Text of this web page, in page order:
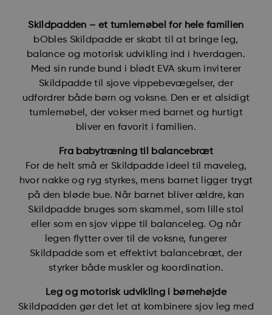
Skildpadden – et tumlemøbel for hele familien
bObles Skildpadde er skabt til at bringe leg,
balance og motorisk udvikling ind i hverdagen.
Med sin runde bund i blødt EVA skum inviterer
Skildpadde til sjove vippebevægelser, der
udfordrer både børn og voksne. Den er et alsidigt
tumlemøbel, der vokser med barnet og hurtigt
bliver en favorit i familien.
Fra babytræning til balancebræt
For de helt små er Skildpadde ideel til maveleg,
hvor nakke og ryg styrkes, mens barnet ligger trygt
på den bløde bue. Når barnet bliver ældre, kan
Skildpadde bruges som skammel, som lille stol
eller som en sjov vippe til balanceleg. Og når
legen flytter over til de voksne, fungerer
Skildpadde som et effektivt balancebræt, der
styrker både muskler og koordination.
Leg og motorisk udvikling i børnehøjde
Skildpadden gør det let at kombinere sjov leg med